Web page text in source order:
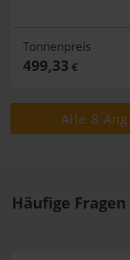
Tonnenpreis
499,33 €
Alle 8
Häufige